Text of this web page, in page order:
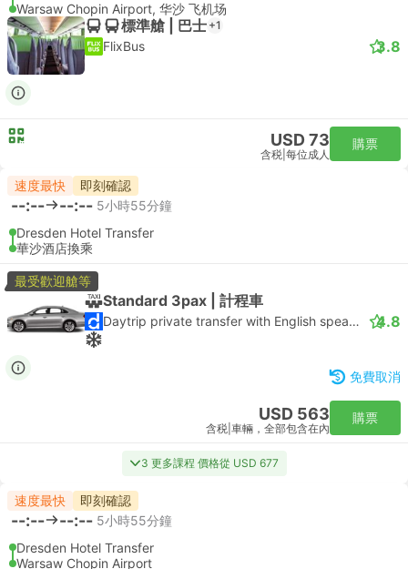
Warsaw Chopin Airport, 华沙 飞机场
標準艙 | 巴士 +1
FlixBus 3.8
USD 73
含税 每位成人
購票
速度最快 即刻確認
--:-- --:-- 5小時55分鐘
Dresden Hotel Transfer
華沙酒店換乘
最受歡迎艙等
Standard 3pax | 計程車
Daytrip private transfer with English speaking driver 4.8
免費取消
USD 563
含税 車輛，全部包含在內
購票
3 更多課程 價格從 USD 677
速度最快 即刻確認
--:-- --:-- 5小時55分鐘
Dresden Hotel Transfer
Warsaw Chopin Airport